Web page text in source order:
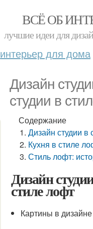
ВСЁ ОБ
лучшие идеи для
интерьер для дома
Дизайн
студии в
Содержание
Дизайн студии
Кухня в стиле
Стиль лофт:
Дизайн
стиле лофт
Картины в